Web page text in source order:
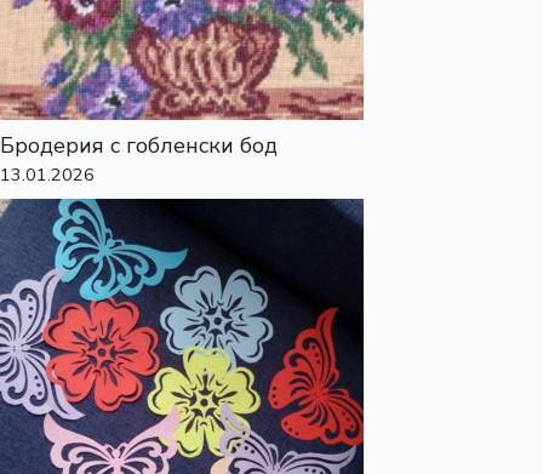
Бродерия с гобленски бод
13.01.2026